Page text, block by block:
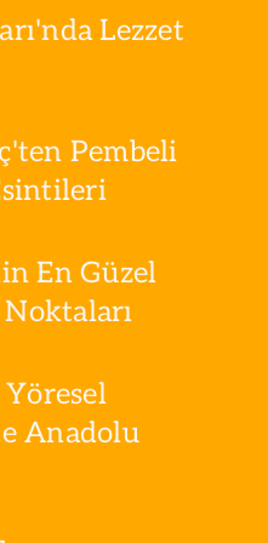
Lezzet
Pembeli
En Güzel
Anadolu